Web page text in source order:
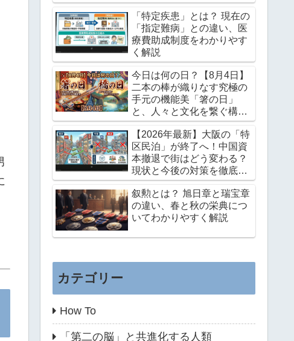
「特定疾患」とは？ 現在の
「指定難病」との違い、医
療費助成制度をわかりやす
く解説
今日は何の日？【8月4日】
二本の棒が織りなす究極の
手元の機能美「箸の日」
と、人々と文化を繋ぐ構造
力学のロマン「橋の日」
【2026年最新】大阪の「特
区民泊」が終了へ！中国資
本撤退で街はどう変わる？
現状と今後の対策を徹底解
説
叙勲とは？ 旭日章と瑞宝章
の違い、春と秋の栄典につ
いてわかりやすく解説
カテゴリー
How To
「第二の脳」と共進化する人類